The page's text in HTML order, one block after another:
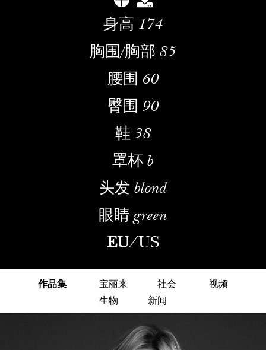
身高 174
胸围/胸部 85
腰围 60
臀围 90
鞋 38
罩杯 b
头发 blond
眼睛 green
EU/US
作品集 宝丽来 社会
视频
生物
新闻